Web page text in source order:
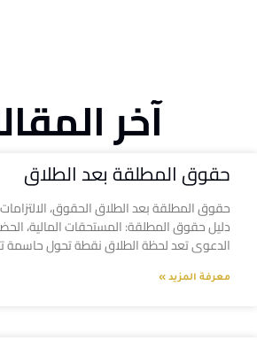
آخر
حقوق المطلقة بعد الطلاق
حقوق المطلقة بعد الطلاق الحقوق،
دليل حقوق المطلقة: المستحقات المالية،
الدعوى تعد لحظة الطلاق نقطة تحول حاسمة
معرفة المزيد »